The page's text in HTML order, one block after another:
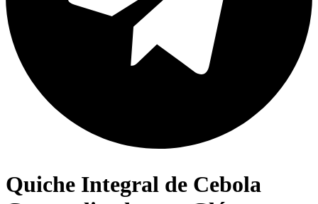
Quiche Integral de Cebola